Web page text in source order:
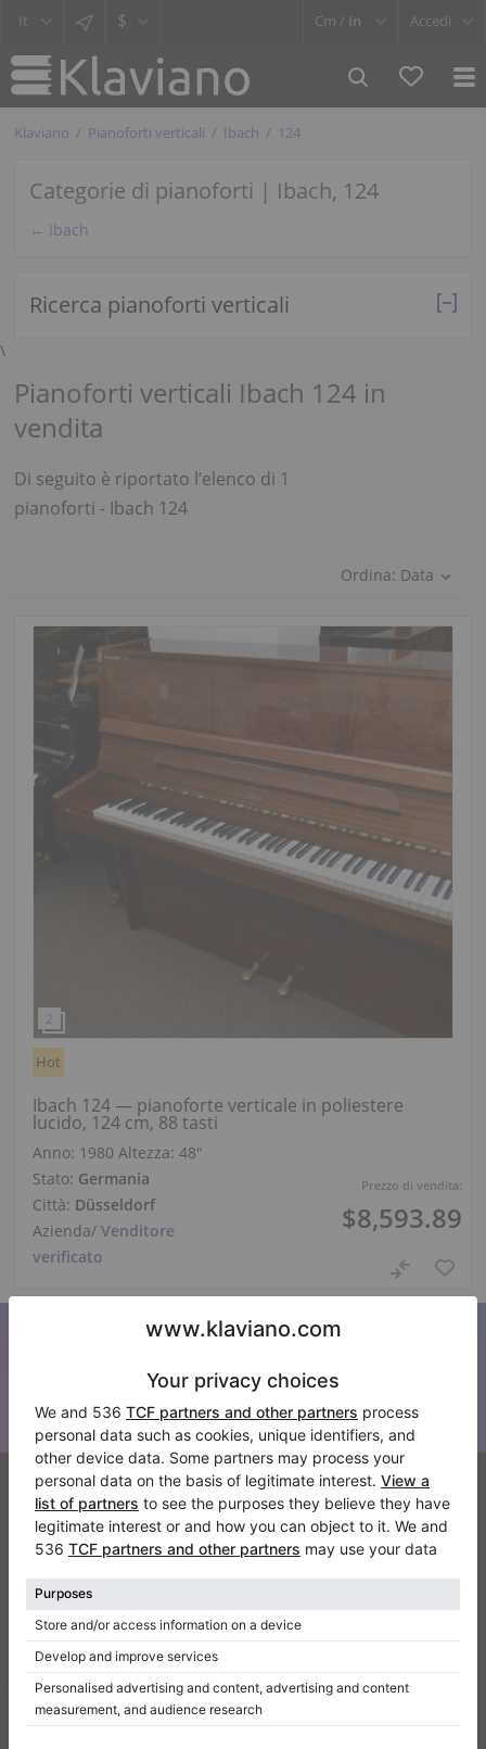
$ Cm / In Accedi
Klaviano Pianoforti verticali Ibach 124
Categorie di pianoforti | Ibach, 124
← Ibach
Ricerca pianoforti verticali
\
Pianoforti verticali Ibach 124 in
vendita
Di seguito è riportato l’elenco di 1
pianoforti - Ibach 124
Ordina: Data
Prezzo di vendita:
$8,593.89
Hot
Ibach 124 — pianoforte verticale in poliestere
lucido, 124 cm, 88 tasti
Anno: 1980 Altezza: 48″
Stato: Germania
Città: Düsseldorf
Azienda/ Venditore
verificato
Iscriviti alla nostra newsletter
Klaviano
Contatto
Chi siamo
Scrivi una recensione
Regolamento